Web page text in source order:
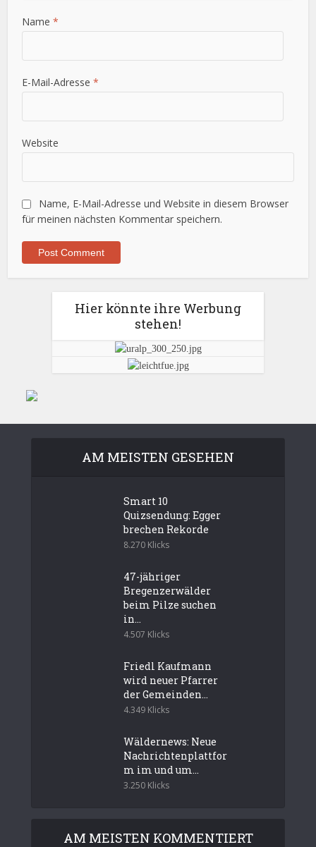
Name*
E-Mail-Adresse*
Website
Name, E-Mail-Adresse und Website in diesem Browser
für meinen nächsten Kommentar speichern.
Hier könnte ihre Werbung
stehen!
AM MEISTEN GESEHEN
Smart 10
Quizsendung: Egger
brechen Rekorde
8.270 Klicks
47-jähriger
Bregenzerwälder
beim Pilze suchen
in...
4.507 Klicks
Friedl Kaufmann
wird neuer Pfarrer
der Gemeinden...
4.349 Klicks
Wäldernews: Neue
Nachrichtenplattfor
m im und um...
3.250 Klicks
AM MEISTEN KOMMENTIERT